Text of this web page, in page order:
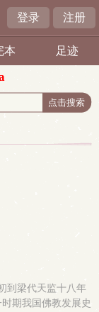
登录 注册
本 足迹
到梁代天监十八年
期我国佛教发展史